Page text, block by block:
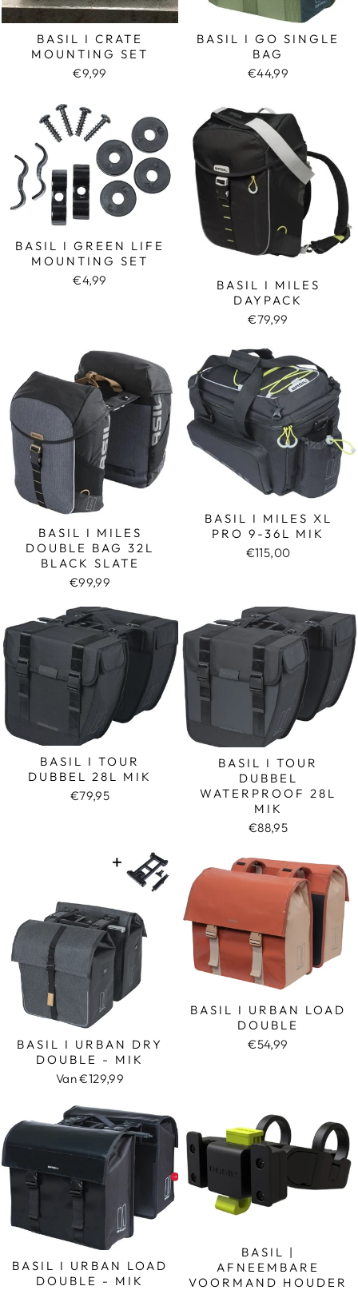
BASIL I CRATE
MOUNTING SET
€9,99
BASIL I GO SINGLE
BAG
€44,99
BASIL I GREEN LIFE
MOUNTING SET
€4,99
BASIL I MILES
DAYPACK
€79,99
BASIL I MILES
DOUBLE BAG 32L
BLACK SLATE
€99,99
BASIL I MILES XL
PRO 9-36L MIK
€115,00
BASIL I TOUR
DUBBEL 28L MIK
€79,95
BASIL I TOUR
DUBBEL
WATERPROOF 28L
MIK
€88,95
BASIL I URBAN DRY
DOUBLE - MIK
Van €129,99
BASIL I URBAN LOAD
DOUBLE
€54,99
BASIL I URBAN LOAD
DOUBLE - MIK
BASIL |
AFNEEMBARE
VOORMAND HOUDER